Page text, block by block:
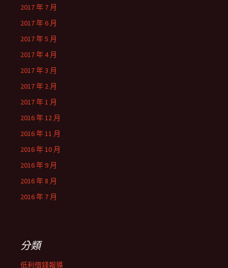
2017 年 7 月
2017 年 6 月
2017 年 5 月
2017 年 4 月
2017 年 3 月
2017 年 2 月
2017 年 1 月
2016 年 12 月
2016 年 11 月
2016 年 10 月
2016 年 9 月
2016 年 8 月
2016 年 7 月
分類
低利借錢報導